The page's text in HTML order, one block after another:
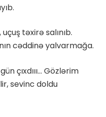
təxirə salınıb.
cəddinə yalvarmağa.
çıxdııı… Gözlərim
sevinc doldu